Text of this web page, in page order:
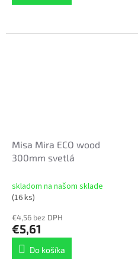
Misa Mira ECO wood
300mm svetlá
skladom na našom sklade
(16 ks)
€4,56 bez DPH
€5,61
Do košíka